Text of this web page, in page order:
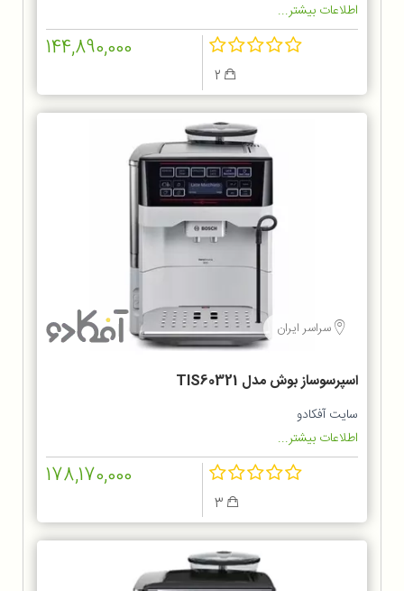
اطلاعات بیشتر...
144,890,000
سراسر ایران
اسپرسوساز بوش مدل TIS60321
سایت آفکادو
اطلاعات بیشتر...
178,170,000